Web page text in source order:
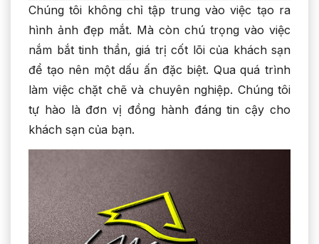
Chúng tôi không chỉ tập trung vào việc tạo ra
hình ảnh đẹp mắt. Mà còn chú trọng vào việc
nắm bắt tinh thần, giá trị cốt lõi của khách sạn
để tạo nên một dấu ấn đặc biệt. Qua quá trình
làm việc chặt chẽ và chuyên nghiệp. Chúng tôi
tự hào là đơn vị đồng hành đáng tin cậy cho
khách sạn của bạn.